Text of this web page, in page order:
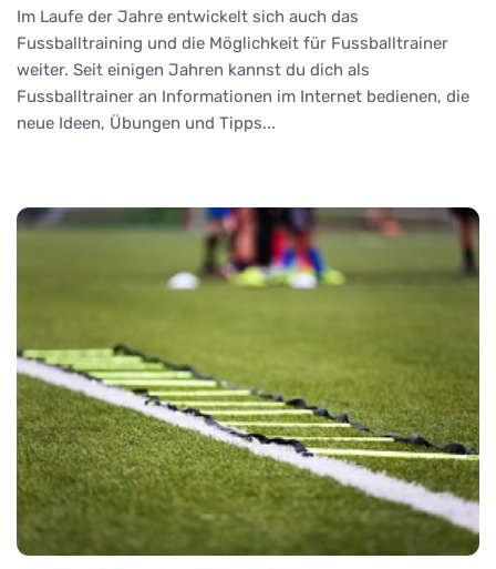
Im Laufe der Jahre entwickelt sich auch das
Fussballtraining und die Möglichkeit für Fussballtrainer
weiter. Seit einigen Jahren kannst du dich als
Fussballtrainer an Informationen im Internet bedienen, die
neue Ideen, Übungen und Tipps...